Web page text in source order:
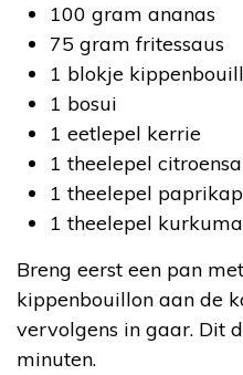
100 gram ananas
75 gram fritessaus
1 blokje
1 bosui
1 eetlepel kerrie
1 theelepel
1 theelepel
1 theelepel kurkuma
Breng eerst een pan
kippenbouillon aan de
vervolgens in gaar. Dit
minuten.